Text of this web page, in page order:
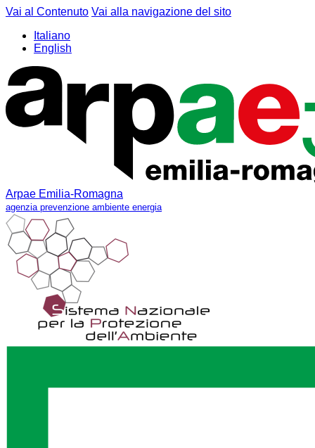
Vai al Contenuto Vai alla navigazione del sito
Italiano
English
Arpae Emilia-Romagna
agenzia prevenzione ambiente energia